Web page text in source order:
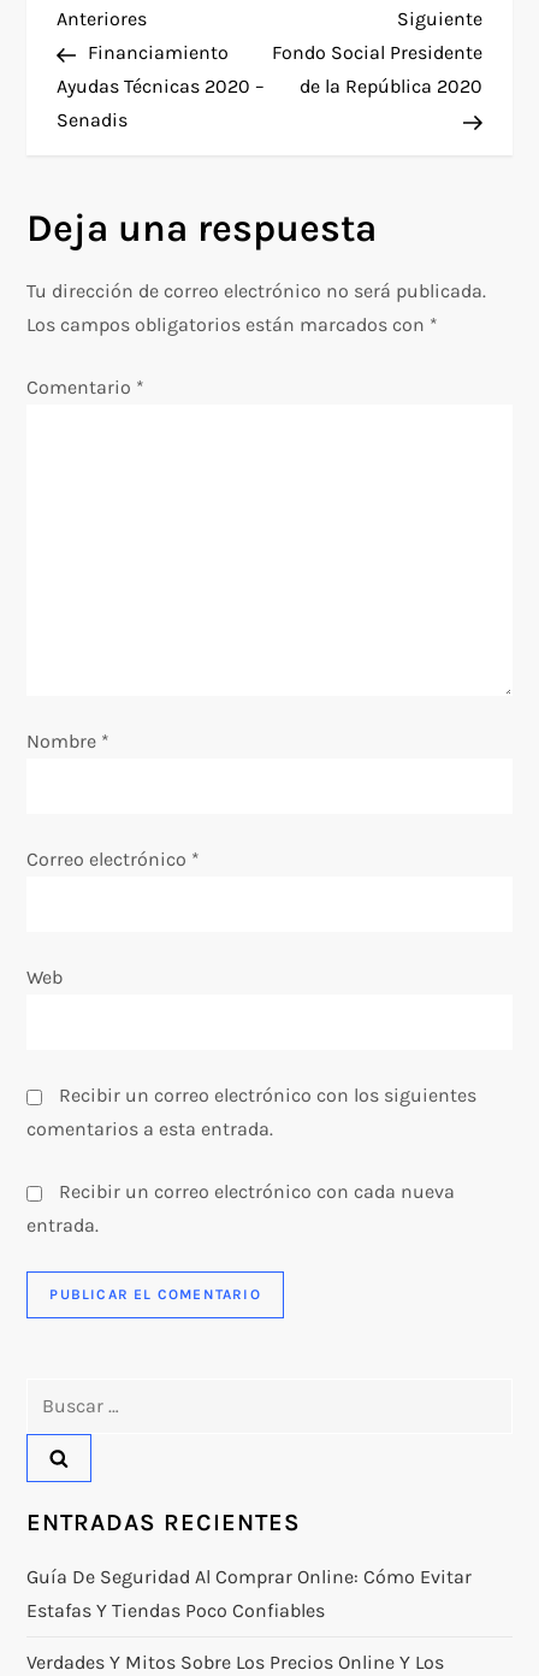
presenten iniciativas en
beneficio de jóvenes de
entre 15 y 29 años de
edad, pertenecientes a…
N
a
v
g
a
n
r
d
s
Entrada
anterior
Anteriores
Financiamiento
Ayudas Técnicas 2020 –
Senadis
Siguiente
Fondo Social Presidente
de la República 2020
Deja una respuesta
Tu dirección de correo electrónico no será publicada.
Los campos obligatorios están marcados con *
Comentario *
Nombre *
Correo electrónico *
Web
Recibir un correo electrónico con los siguientes
comentarios a esta entrada.
Recibir un correo electrónico con cada nueva
entrada.
ENTRADAS RECIENTES
Guía De Seguridad Al Comprar Online: Cómo Evitar
Estafas Y Tiendas Poco Confiables
Verdades Y Mitos Sobre Los Precios Online Y Los